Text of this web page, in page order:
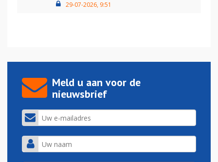
29-07-2026, 9:51
Meld u aan voor de
nieuwsbrief